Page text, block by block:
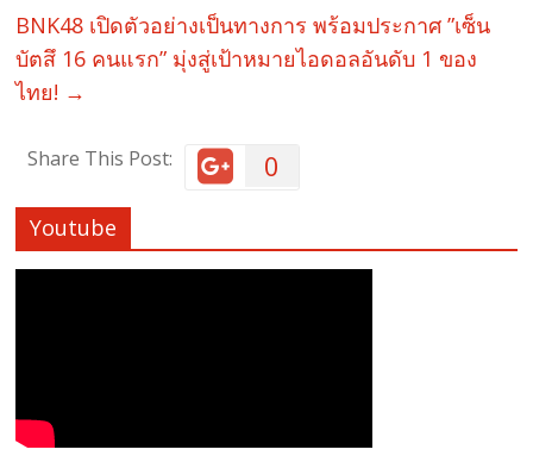
BNK48 เปิดตัวอย่างเป็นทางการ พร้อมประกาศ ”เซ็น
บัตสึ 16 คนแรก” มุ่งสู่เป้าหมายไอดอลอันดับ 1 ของ
ไทย! →
Share This Post: 0
Youtube